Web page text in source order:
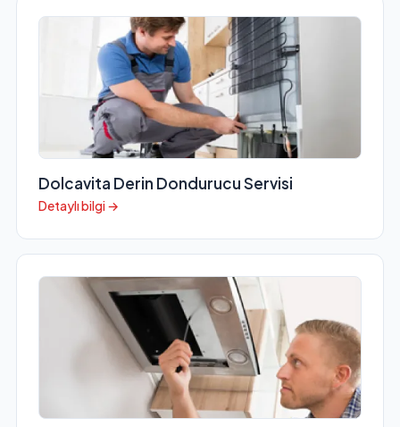
Dolcavita Derin Dondurucu Servisi
Detaylı bilgi →